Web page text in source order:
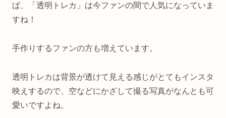
ば、「透明トレカ」は今ファンの間で人気になっていま
すね！
手作りするファンの方も増えています。
透明トレカは背景が透けて見える感じがとてもインスタ
映えするので、空などにかざして撮る写真がなんとも可
愛いですよね。